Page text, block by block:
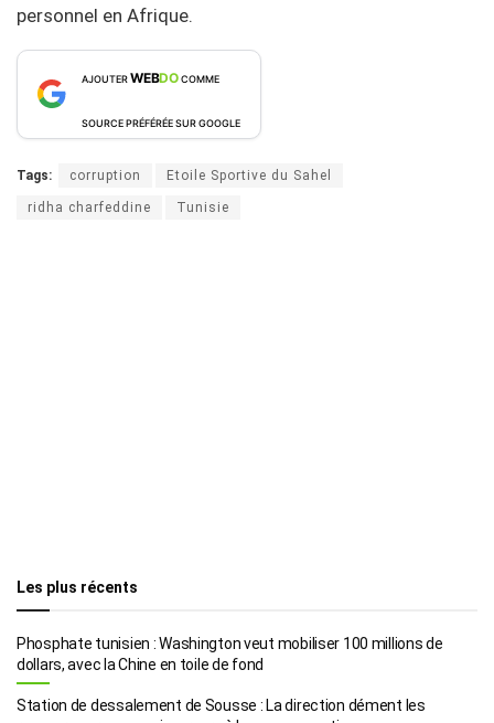
personnel en Afrique.
AJOUTERWEBDOCOMME
SOURCE PRÉFÉRÉE SUR GOOGLE
Tags: corruption Etoile Sportive du Sahel
ridha charfeddine Tunisie
Les plus récents
Phosphate tunisien : Washington veut mobiliser 100 millions de
dollars, avec la Chine en toile de fond
Station de dessalement de Sousse : La direction dément les